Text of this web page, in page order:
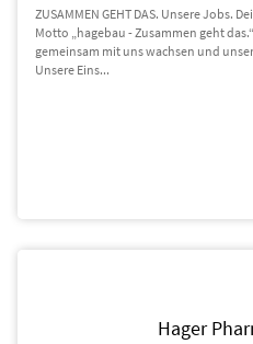
ZUSAMMEN GEHT DAS. Unsere Jobs.
Motto „hagebau - Zusammen geht
gemeinsam mit uns wachsen und
Unsere Eins...
Hager